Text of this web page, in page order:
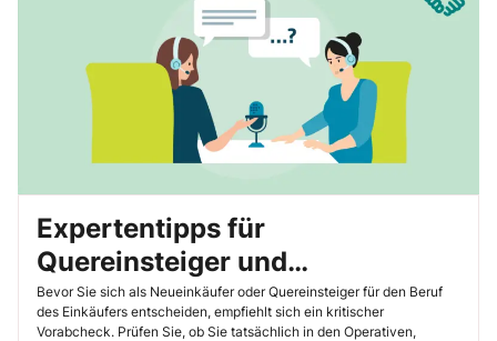
Expertentipps für
Quereinsteiger und
Neueinkäufer
Bevor Sie sich als Neueinkäufer oder Quereinsteiger für den Beruf
des Einkäufers entscheiden, empfiehlt sich ein kritischer
Vorabcheck. Prüfen Sie, ob Sie tatsächlich in den Operativen,